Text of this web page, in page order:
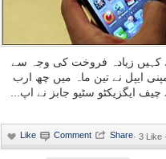
کہیں زیادہ فروخت کی وجہ سے
ایپل نے تین ماہ میں چھ ارب
چیف ایگزیکٹو سٹیو جابز نے اپ...
· 3 Like